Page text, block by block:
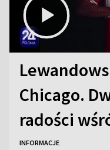
Chicago.
radości
INFORMACJE